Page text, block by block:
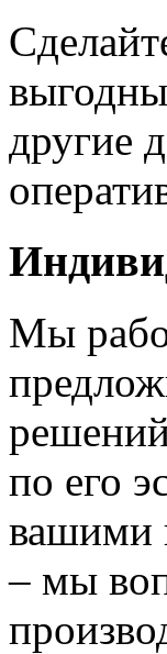
другие
Мы
по его
вашими
– мы